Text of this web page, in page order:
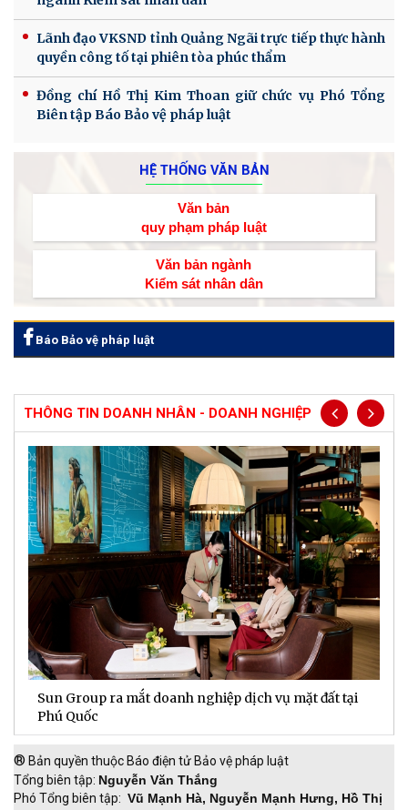
Lãnh đạo VKSND tỉnh Quảng Ngãi trực tiếp thực hành
quyền công tố tại phiên tòa phúc thẩm
Đồng chí Hồ Thị Kim Thoan giữ chức vụ Phó Tổng
Biên tập Báo Bảo vệ pháp luật
HỆ THỐNG VĂN BẢN
Văn bản
quy phạm pháp luật
Văn bản ngành
Kiểm sát nhân dân
Báo Bảo vệ pháp luật
THÔNG TIN DOANH NHÂN - DOANH NGHIỆP
Sun Group ra mắt doanh nghiệp dịch vụ mặt đất tại
Phú Quốc
® Bản quyền thuộc Báo điện tử Bảo vệ pháp luật
Tổng biên tập: Nguyễn Văn Thắng
Phó Tổng biên tập: Vũ Mạnh Hà, Nguyễn Mạnh Hưng, Hồ Thị